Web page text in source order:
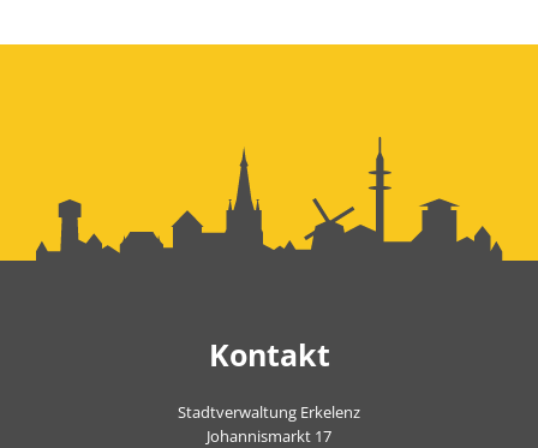
Kontakt
Stadtverwaltung Erkelenz
Johannismarkt 17